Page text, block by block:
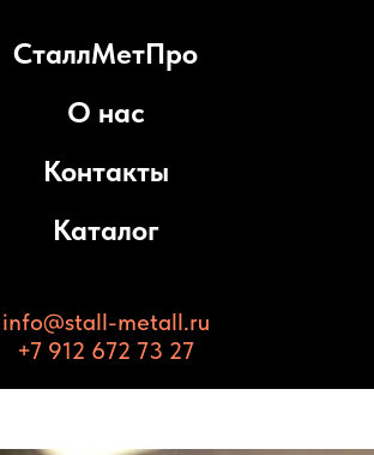
СталлМетПро
О нас
Контакты
Каталог
info@stall-metall.ru
+7 912 672 73 27